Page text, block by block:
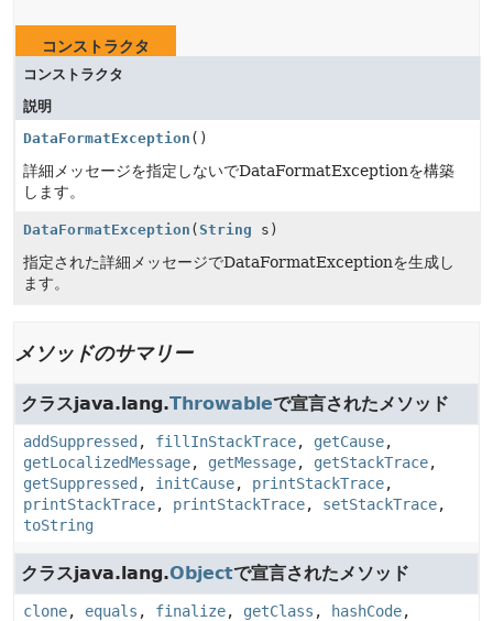
コンストラクタ
コンストラクタ
説明
DataFormatException ()
詳細メッセージを指定しないでDataFormatExceptionを構築
します。
DataFormatException ( String s)
指定された詳細メッセージでDataFormatExceptionを生成し
ます。
メソッドのサマリー
クラスjava.lang.Throwableで宣言されたメソッド
addSuppressed , fillInStackTrace, getCause,
getLocalizedMessage, getMessage, getStackTrace,
getSuppressed , initCause, printStackTrace,
printStackTrace, printStackTrace, setStackTrace,
toString
クラスjava.lang.Objectで宣言されたメソッド
clone, equals , finalize, getClass , hashCode,